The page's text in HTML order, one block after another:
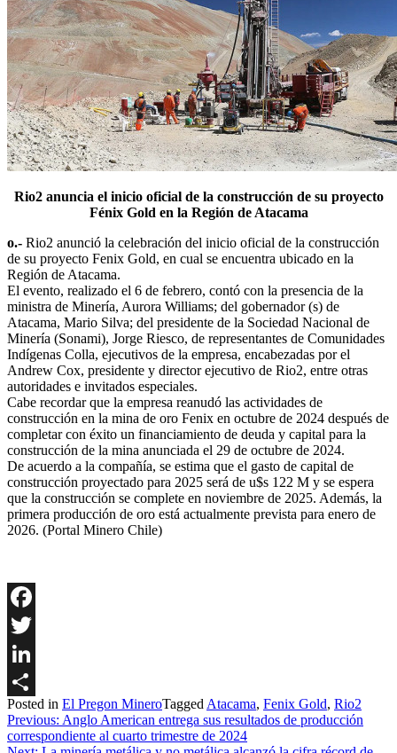
Rio2 anuncia el inicio oficial de la construcción de su proyecto
Fénix Gold en la Región de Atacama
o.- Rio2 anunció la celebración del inicio oficial de la construcción
de su proyecto Fenix Gold, en cual se encuentra ubicado en la
Región de Atacama.
El evento, realizado el 6 de febrero, contó con la presencia de la
ministra de Minería, Aurora Williams; del gobernador (s) de
Atacama, Mario Silva; del presidente de la Sociedad Nacional de
Minería (Sonami), Jorge Riesco, de representantes de Comunidades
Indígenas Colla, ejecutivos de la empresa, encabezadas por el
Andrew Cox, presidente y director ejecutivo de Rio2, entre otras
autoridades e invitados especiales.
Cabe recordar que la empresa reanudó las actividades de
construcción en la mina de oro Fenix en octubre de 2024 después de
completar con éxito un financiamiento de deuda y capital para la
construcción de la mina anunciada el 29 de octubre de 2024.
De acuerdo a la compañía, se estima que el gasto de capital de
construcción proyectado para 2025 será de u$s 122 M y se espera
que la construcción se complete en noviembre de 2025. Además, la
primera producción de oro está actualmente prevista para enero de
2026. (Portal Minero Chile)
Facebook
Twitter
LinkedIn
Share
Posted in El Pregon MineroTagged Atacama, Fenix Gold, Rio2
Navegación
de
Previous: Anglo American entrega sus resultados de producción
correspondiente al cuarto trimestre de 2024